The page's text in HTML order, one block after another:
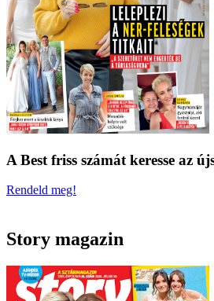
A Best friss számát keresse az
Rendeld meg!
Story magazin